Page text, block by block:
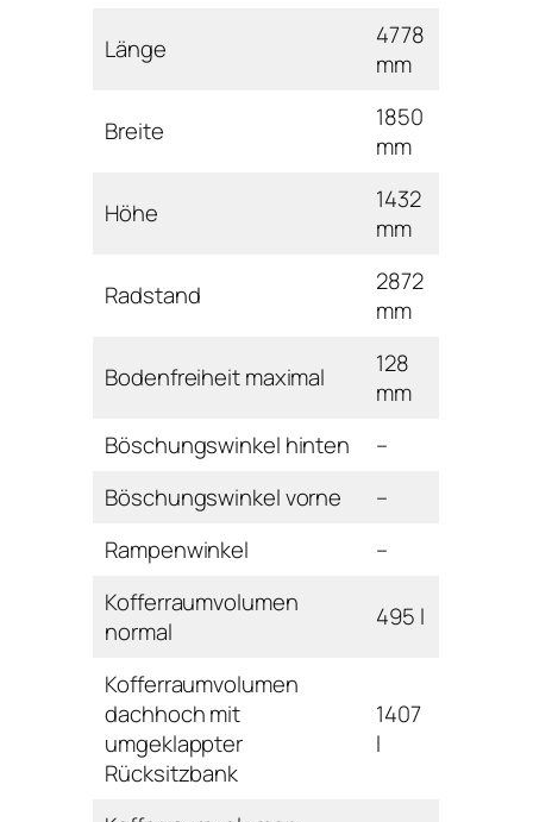
Länge
4778
mm
Breite
1850
mm
Höhe
1432
mm
Radstand
2872
mm
Bodenfreiheit maximal
128
mm
Böschungswinkel hinten
–
Böschungswinkel vorne
–
Rampenwinkel
–
Kofferraumvolumen
normal
495 l
Kofferraumvolumen
dachhoch mit
umgeklappter
Rücksitzbank
1407
l